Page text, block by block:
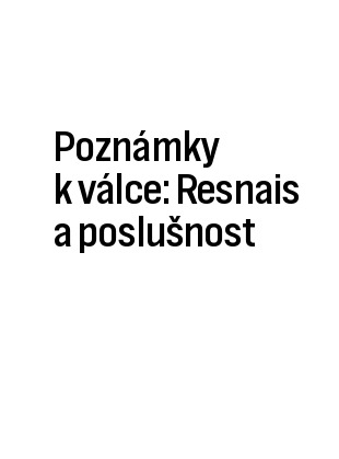
Poznámky
k válce: Resnais
a poslušnost